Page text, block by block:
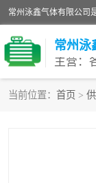
常州泳
主营：
当前位置： 首页 >